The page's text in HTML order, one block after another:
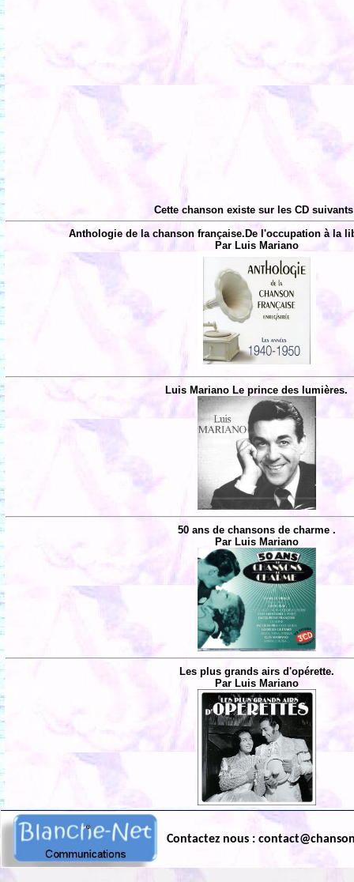
Cette chanson existe sur les CD
Anthologie de la chanson française.De l'occupation à la
Par Luis Mariano
Luis Mariano Le prince des lumières.
50 ans de chansons de charme .
Par Luis Mariano
Les plus grands airs d'opérette.
Par Luis Mariano
Contactez nous :